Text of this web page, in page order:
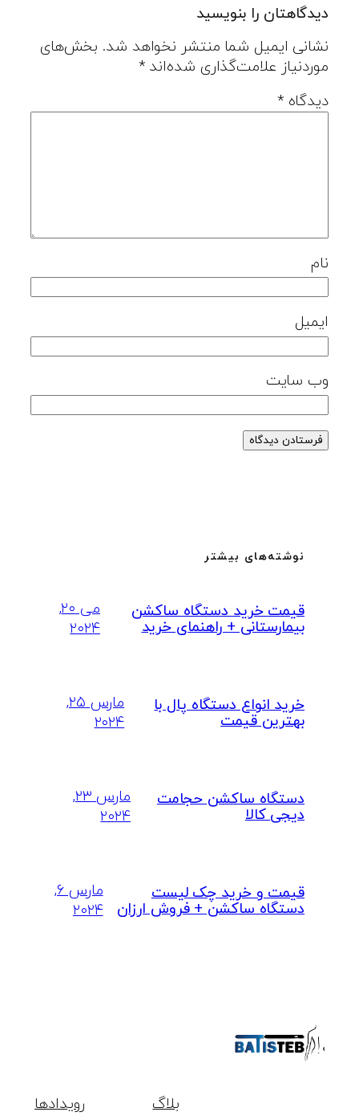
دیدگاهتان را بنویسید
نشانی ایمیل شما منتشر نخواهد شد. بخش‌های
موردنیاز علامت‌گذاری شده‌اند*
دیدگاه*
نام
ایمیل
وب‌ سایت
نوشته‌های بیشتر
قیمت خرید دستگاه ساکشن
بیمارستانی + راهنمای خرید
می ۲۰,
۲۰۲۴
خرید انواع دستگاه پال با
بهترین قیمت
مارس ۲۵,
۲۰۲۴
دستگاه ساکشن حجامت
دیجی کالا
مارس ۲۳,
۲۰۲۴
قیمت و خرید چک لیست
دستگاه ساکشن + فروش ارزان
مارس ۶,
۲۰۲۴
بلاگ
رویدادها